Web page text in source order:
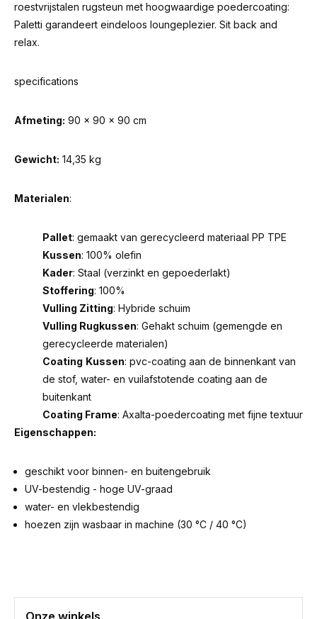
roestvrijstalen rugsteun met hoogwaardige poedercoating:
Paletti garandeert eindeloos loungeplezier. Sit back and
relax.
specifications
Afmeting: 90 x 90 x 90 cm
Gewicht: 14,35 kg
Materialen:
Pallet: gemaakt van gerecycleerd materiaal PP TPE
Kussen: 100% olefin
Kader: Staal (verzinkt en gepoederlakt)
Stoffering: 100%
Vulling Zitting: Hybride schuim
Vulling Rugkussen: Gehakt schuim (gemengde en
gerecycleerde materialen)
Coating Kussen: pvc-coating aan de binnenkant van
de stof, water- en vuilafstotende coating aan de
buitenkant
Coating Frame: Axalta-poedercoating met fijne textuur
Eigenschappen:
geschikt voor binnen- en buitengebruik
UV-bestendig - hoge UV-graad
water- en vlekbestendig
hoezen zijn wasbaar in machine (30 °C / 40 °C)
Onze winkels